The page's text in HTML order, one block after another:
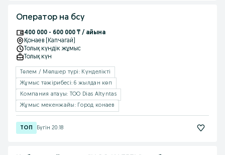
Оператор на бсу
400 000 - 600 000 ₸ / айына
Қонаев (Капчагай)
Толық күндік жұмыс
Толық күн
Төлем / Мөлшер түрі: Күнделікті
Жұмыс тəжірибесі: 6 жылдан көп
Компания атауы: TOO Dias Altyntas
Жұмыс мекенжайы: Город конаев
Бүгін 20:18